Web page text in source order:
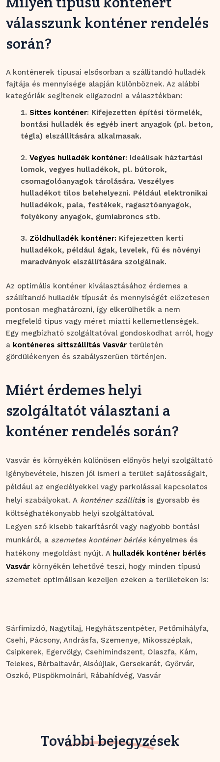
válasszunk konténer rendelés
során?
A konténerek típusai elsősorban a szállítandó hulladék
fajtája és mennyisége alapján különböznek. Az alábbi
kategóriák segítenek eligazodni a választékban:
Sittes konténer: Kifejezetten építési törmelék,
bontási hulladék és egyéb inert anyagok (pl. beton,
tégla) elszállítására alkalmasak.
Vegyes hulladék konténer: Ideálisak háztartási
lomok, vegyes hulladékok, pl. bútorok,
csomagolóanyagok tárolására. Veszélyes
hulladékot tilos belehelyezni. Például elektronikai
hulladékok, pala, festékek, ragasztóanyagok,
folyékony anyagok, gumiabroncs stb.
Zöldhulladék konténer: Kifejezetten kerti
hulladékok, például ágak, levelek, fű és növényi
maradványok elszállítására szolgálnak.
Az optimális konténer kiválasztásához érdemes a
szállítandó hulladék típusát és mennyiségét előzetesen
pontosan meghatározni, így elkerülhetők a nem
megfelelő típus vagy méret miatti kellemetlenségek.
Egy megbízható szolgáltatóval gondoskodhat arról, hogy
a konténeres sittszállítás Vasvár területén
gördülékenyen és szabályszerűen történjen.
Miért érdemes helyi
szolgáltatót választani a
konténer rendelés során?
Vasvár és környékén különösen előnyös helyi szolgáltató
igénybevétele, hiszen jól ismeri a terület sajátosságait,
például az engedélyekkel vagy parkolással kapcsolatos
helyi szabályokat. A konténer szállítás is gyorsabb és
költséghatékonyabb helyi szolgáltatóval.
Legyen szó kisebb takarításról vagy nagyobb bontási
munkáról, a szemetes konténer bérléskényelmes és
hatékony megoldást nyújt. A hulladék konténer bérlés
Vasvár környékén lehetővé teszi, hogy minden típusú
szemetet optimálisan kezeljen ezeken a területeken is:
Sárfimizdó, Nagytilaj, Hegyhátszentpéter, Petőmihályfa,
Csehi, Pácsony, Andrásfa, Szemenye, Mikosszéplak,
Csipkerek, Egervölgy, Csehimindszent, Olaszfa, Kám,
Telekes, Bérbaltavár, Alsóújlak, Gersekarát, Győrvár,
Oszkó, Püspökmolnári, Rábahídvég, Vasvár
További bejegyzések